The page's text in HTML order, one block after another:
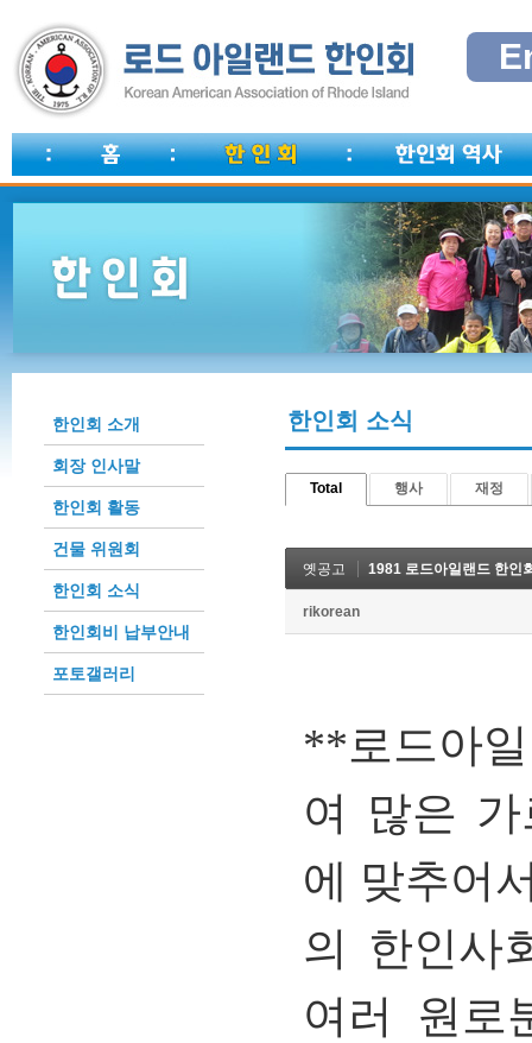
한인회 소개
회장 인사말
한인회 활동
건물 위원회
한인회 소식
한인회비 납부안내
포토갤러리
한인회 소식
Total 행사 재정
옛공고 1981 로드아일랜드 한인
rikorean
** 로드아
여 많은
에 맞추어
의 한인사
여러 원로